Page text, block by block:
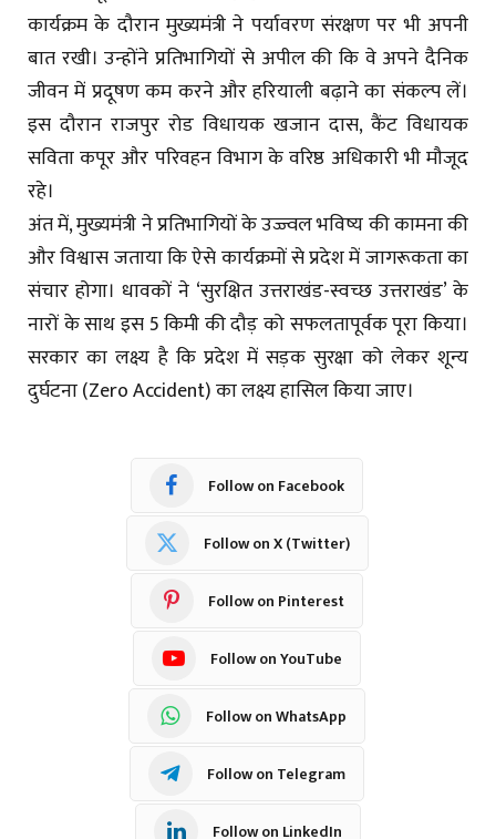
कार्यक्रम के दौरान मुख्यमंत्री ने पर्यावरण संरक्षण पर भी अपनी
बात रखी। उन्होंने प्रतिभागियों से अपील की कि वे अपने दैनिक
जीवन में प्रदूषण कम करने और हरियाली बढ़ाने का संकल्प लें।
इस दौरान राजपुर रोड विधायक खजान दास, कैंट विधायक
सविता कपूर और परिवहन विभाग के वरिष्ठ अधिकारी भी मौजूद
रहे।
अंत में, मुख्यमंत्री ने प्रतिभागियों के उज्ज्वल भविष्य की कामना की
और विश्वास जताया कि ऐसे कार्यक्रमों से प्रदेश में जागरूकता का
संचार होगा। धावकों ने ‘सुरक्षित उत्तराखंड-स्वच्छ उत्तराखंड’ के
नारों के साथ इस 5 किमी की दौड़ को सफलतापूर्वक पूरा किया।
सरकार का लक्ष्य है कि प्रदेश में सड़क सुरक्षा को लेकर शून्य
दुर्घटना (Zero Accident) का लक्ष्य हासिल किया जाए।
Follow on Facebook
Follow on X (Twitter)
Follow on Pinterest
Follow on YouTube
Follow on WhatsApp
Follow on Telegram
Follow on LinkedIn